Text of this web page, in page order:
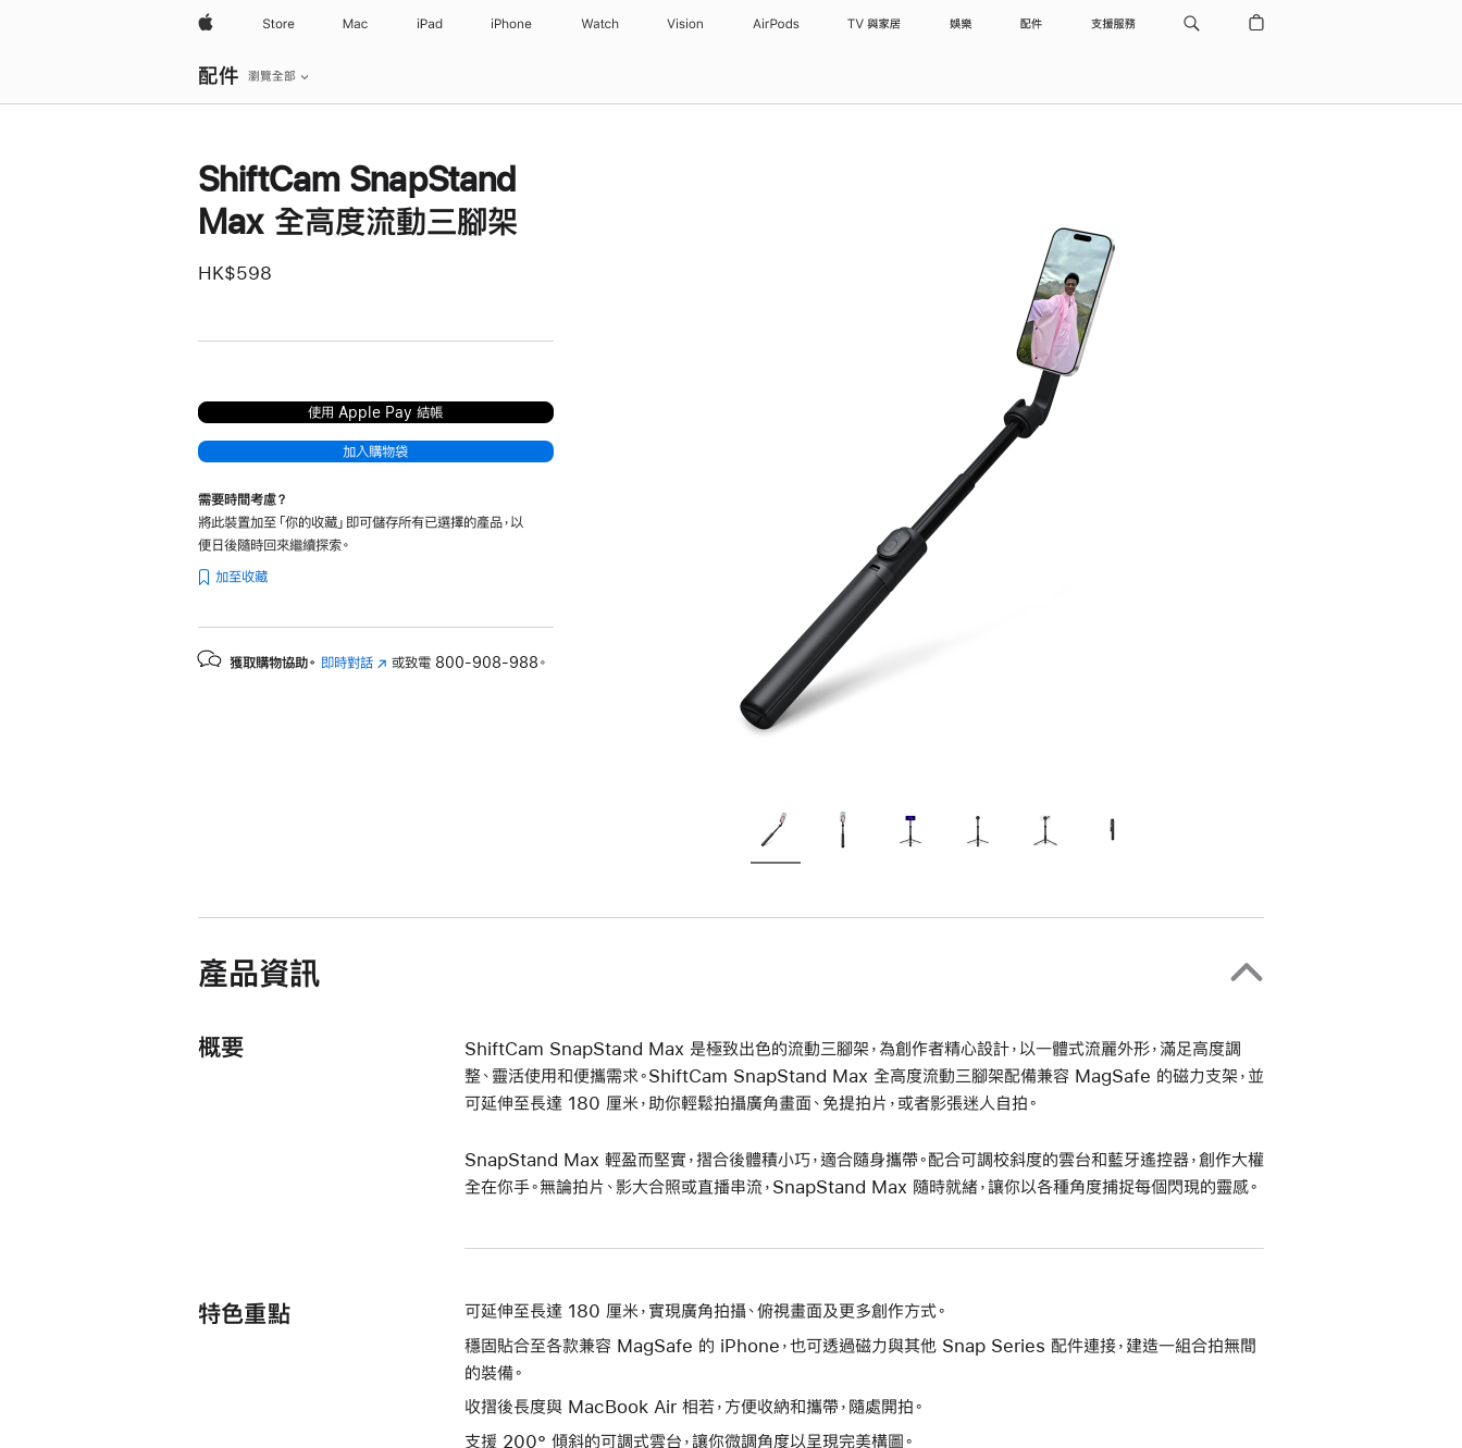
Apple Store Mac iPad iPhone Watch Vision AirPods TV 與家居 娛樂 配件 支援服務
配件
覽
瀏覽全部
ShiftCam SnapStand
Max 全高度流動三腳架
HK$598
使用 Apple Pay 結帳
加入購物袋
需要時間考慮？
將此裝置加至「你的收藏」即可儲存所有已選擇的產品，以
便日後隨時回來繼續探索。
加至收藏
獲取購物協助。 即時對話 (以 或致電 800-908-988。
產品資訊
概要
ShiftCam SnapStand Max 是極致出色的流動三腳架，為創作者精心設計，以一體式流麗外形，滿足高度調
整、靈活使用和便攜需求。ShiftCam SnapStand Max 全高度流動三腳架配備兼容 MagSafe 的磁力支架，並
可延伸至長達 180 厘米，助你輕鬆拍攝廣角畫面、免提拍片，或者影張迷人自拍。
SnapStand Max 輕盈而堅實，摺合後體積小巧，適合隨身攜帶。配合可調校斜度的雲台和藍牙遙控器，創作大權
全在你手。無論拍片、影大合照或直播串流，SnapStand Max 隨時就緒，讓你以各種角度捕捉每個閃現的靈感。
特色重點
可延伸至長達 180 厘米，實現廣角拍攝、俯視畫面及更多創作方式。
穩固貼合至各款兼容 MagSafe 的 iPhone，也可透過磁力與其他 Snap Series 配件連接，建造一組合拍無間
的裝備。
收摺後長度與 MacBook Air 相若，方便收納和攜帶，隨處開拍。
支援 200° 傾斜的可調式雲台，讓你微調角度以呈現完美構圖。